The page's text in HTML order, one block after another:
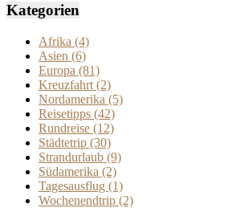
Kategorien
Afrika (4)
Asien (6)
Europa (81)
Kreuzfahrt (2)
Nordamerika (5)
Reisetipps (42)
Rundreise (12)
Städtetrip (30)
Strandurlaub (9)
Südamerika (2)
Tagesausflug (1)
Wochenendtrip (2)